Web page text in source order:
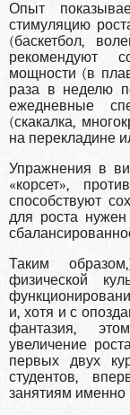
Опыт
стимуляцию
(баскетбол,
рекомендуют
мощности (в
раза в неделю
ежедневные
(скакалка,
на перекладине
Упражнения в
«корсет»,
способствуют
для роста
Таким
физической
и, хотя и с
фантазия,
увеличение
первых двух
студентов,
занятиям именно